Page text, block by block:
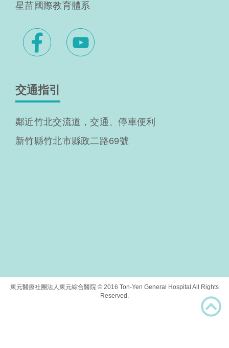
星苗國際教育體系
交通指引
鄰近竹北交流道，交通、停車便利
新竹縣竹北市縣政二路69號
東元醫療社團法人東元綜合醫院 © 2016 Ton-Yen General Hospital All Rights
Reserved.